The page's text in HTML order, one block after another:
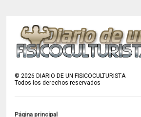
©2026 DIARIO DE UN FISICOCULTURISTA
Todos los derechos reservados
Página principal